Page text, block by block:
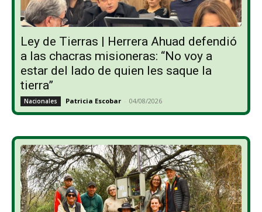
Ley de Tierras | Herrera Ahuad defendió
a las chacras misioneras: “No voy a
estar del lado de quien les saque la
tierra”
Nacionales Patricia Escobar - 04/08/2026